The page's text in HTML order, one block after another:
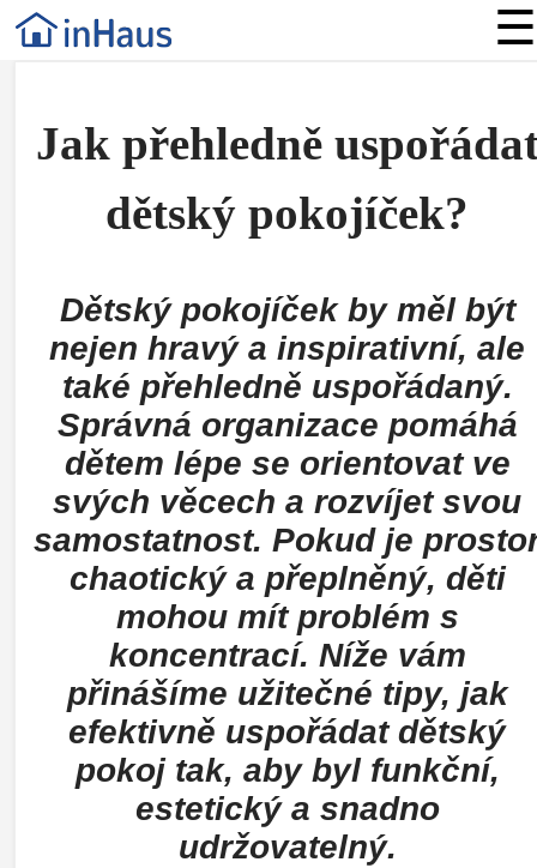
☰
Jak přehledně
dětský pokojíček?
Dětský pokojíček by měl být
nejen hravý a inspirativní, ale
také přehledně uspořádaný.
Správná organizace pomáhá
dětem lépe se orientovat ve
svých věcech a rozvíjet svou
samostatnost. Pokud je
chaotický a přeplněný, děti
mohou mít problém s
koncentrací. Níže vám
přinášíme užitečné tipy, jak
efektivně uspořádat dětský
pokoj tak, aby byl funkční,
estetický a snadno
udržovatelný.